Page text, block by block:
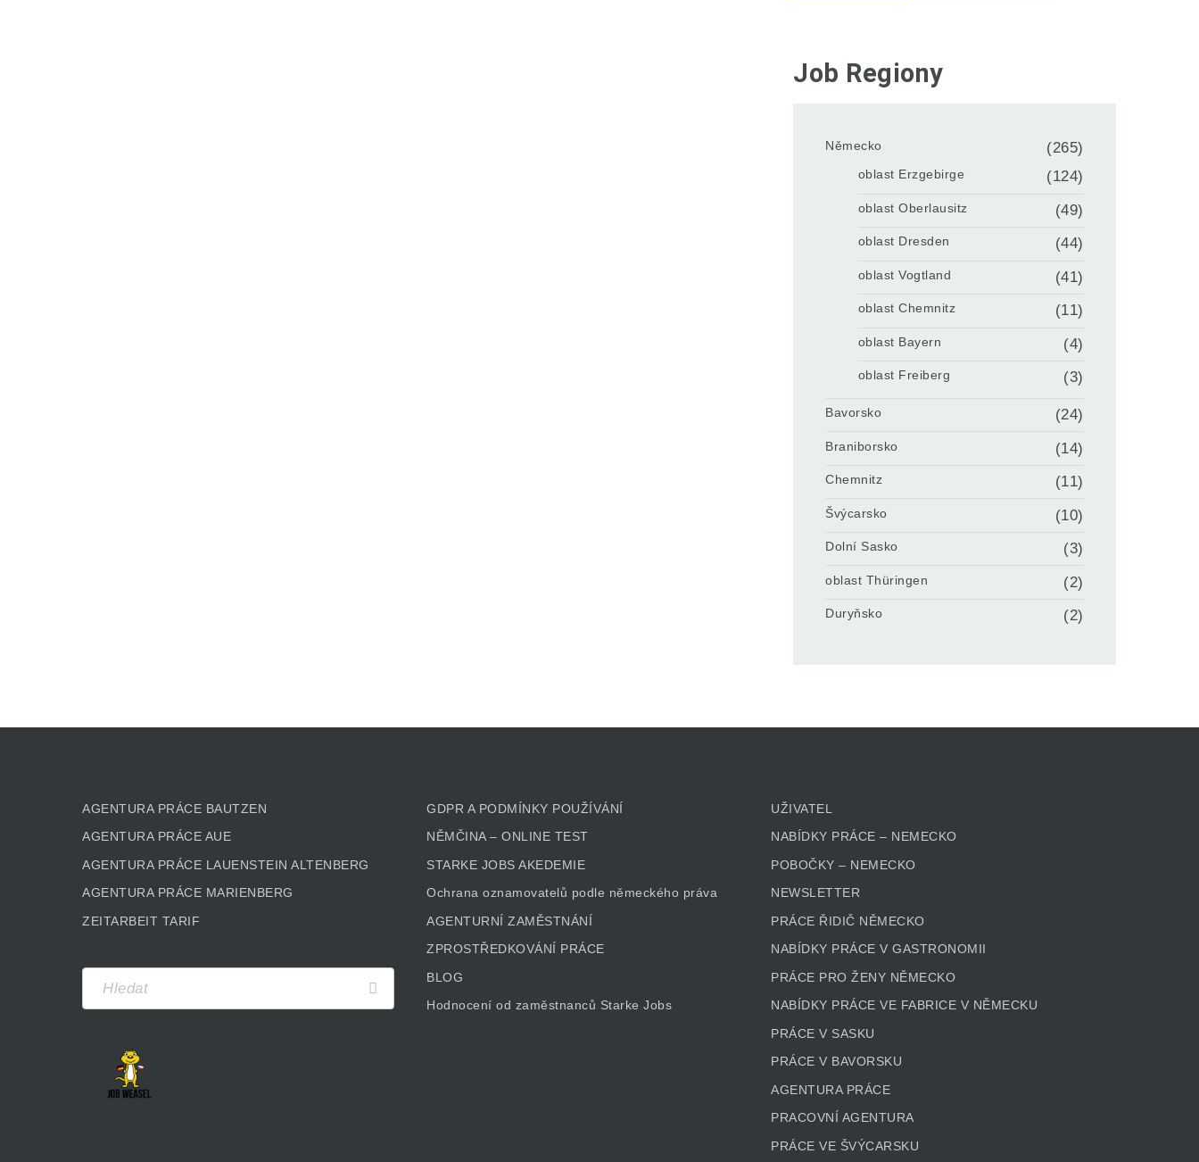
Job Regiony
Německo (265)
oblast Erzgebirge (124)
oblast Oberlausitz (49)
oblast Dresden (44)
oblast Vogtland (41)
oblast Chemnitz (11)
oblast Bayern (4)
oblast Freiberg (3)
Bavorsko (24)
Braniborsko (14)
Chemnitz (11)
Švýcarsko (10)
Dolní Sasko (3)
oblast Thüringen (2)
Duryňsko (2)
AGENTURA PRÁCE BAUTZEN
AGENTURA PRÁCE AUE
AGENTURA PRÁCE LAUENSTEIN ALTENBERG
AGENTURA PRÁCE MARIENBERG
ZEITARBEIT TARIF
GDPR A PODMÍNKY POUŽÍVÁNÍ
NĚMČINA – ONLINE TEST
STARKE JOBS AKEDEMIE
Ochrana oznamovatelů podle německého práva
AGENTURNÍ ZAMĚSTNÁNÍ
ZPROSTŘEDKOVÁNÍ PRÁCE
BLOG
Hodnocení od zaměstnanců Starke Jobs
UŽIVATEL
NABÍDKY PRÁCE – NEMECKO
POBOČKY – NEMECKO
NEWSLETTER
PRÁCE ŘIDIČ NĚMECKO
NABÍDKY PRÁCE V GASTRONOMII
PRÁCE PRO ŽENY NĚMECKO
NABÍDKY PRÁCE VE FABRICE V NĚMECKU
PRÁCE V SASKU
PRÁCE V BAVORSKU
AGENTURA PRÁCE
PRACOVNÍ AGENTURA
PRÁCE VE ŠVÝCARSKU